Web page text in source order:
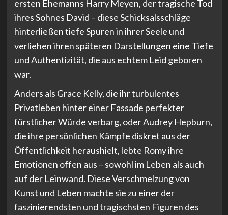
ersten Ehemanns Harry Meyen, der tragische Tod
ihres Sohnes David – diese Schicksalsschläge
hinterließen tiefe Spuren in ihrer Seele und
verliehen ihren späteren Darstellungen eine Tiefe
und Authentizität, die aus echtem Leid geboren
war.
Anders als Grace Kelly, die ihr turbulentes
Privatleben hinter einer Fassade perfekter
fürstlicher Würde verbarg, oder Audrey Hepburn,
die ihre persönlichen Kämpfe diskret aus der
Öffentlichkeit heraushielt, lebte Romy ihre
Emotionen offen aus – sowohl im Leben als auch
auf der Leinwand. Diese Verschmelzung von
Kunst und Leben machte sie zu einer der
faszinierendsten und tragischsten Figuren des